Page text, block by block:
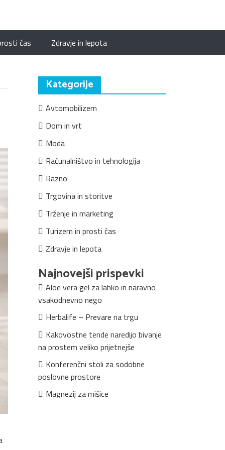
čas Zdravje in lepota
Kategorije
Avtomobilizem
Dom in vrt
Moda
Računalništvo in tehnologija
Razno
Trgovina in storitve
Trženje in marketing
Turizem in prosti čas
Zdravje in lepota
Najnovejši prispevki
Aloe vera gel za lahko in naravno
vsakodnevno nego
Herbalife – Prevare na trgu
Kakovostne tende naredijo bivanje
na prostem veliko prijetnejše
Konferenčni stoli za sodobne
poslovne prostore
Magnezij za mišice